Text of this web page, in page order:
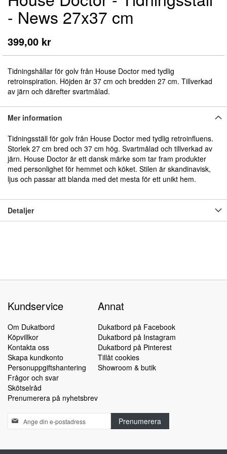
- News 27x37 cm
399,00 kr
Tidningshållar för golv från House Doctor med tydlig
retroinspiration. Höjden är 37 cm och bredden 27 cm. Tillverkad
av järn och därefter svartmålad.
till
början
bildgalleriet
Mer information
Tidningsställ för golv från House Doctor med tydlig retroinfluens.
Storlek 27 cm bred och 37 cm hög. Svartmålad och tillverkad av
järn. House Doctor är ett dansk märke som tar fram produkter
med personlighet för hemmet och köket. Stilen är skandinavisk,
ljus och passar att blanda med det mesta för ett unikt hem.
Detaljer
Kundservice
Om Dukatbord
Köpvillkor
Kontakta oss
Skapa kundkonto
Personuppgiftshantering
Frågor och svar
Skötselråd
Prenumerera på nyhetsbrev
Annat
Dukatbord på Facebook
Dukatbord på Instagram
Dukatbord på Pinterest
Tillåt cookies
Showroom & butik
Sign
Up
Our
Prenumerera